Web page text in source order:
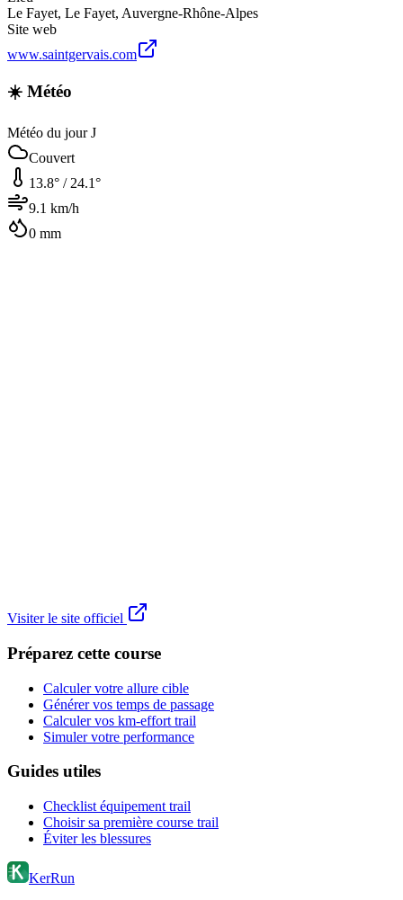
Le Fayet, Le Fayet, Auvergne-Rhône-Alpes
Site web
www.saintgervais.com
☀️ Météo
Météo du jour J
Couvert
13.8° / 24.1°
9.1 km/h
0 mm
Visiter le site officiel
Préparez cette course
Calculer votre allure cible
Générer vos temps de passage
Calculer vos km-effort trail
Simuler votre performance
Guides utiles
Checklist équipement trail
Choisir sa première course trail
Éviter les blessures
KerRun